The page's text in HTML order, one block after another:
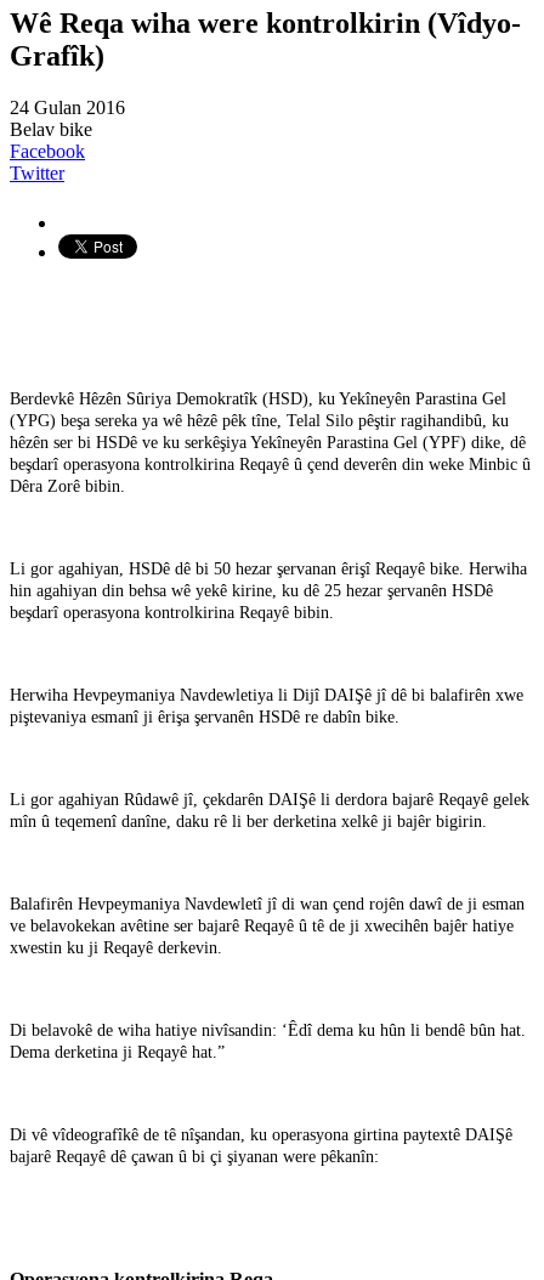
Wê Reqa wiha were kontrolkirin (Vîdyo-
Grafîk)
24 Gulan 2016
Belav bike
Facebook
Twitter
Berdevkê Hêzên Sûriya Demokratîk (HSD), ku Yekîneyên Parastina Gel
(YPG) beşa sereka ya wê hêzê pêk tîne, Telal Silo pêştir ragihandibû, ku
hêzên ser bi HSDê ve ku serkêşiya Yekîneyên Parastina Gel (YPF) dike, dê
beşdarî operasyona kontrolkirina Reqayê û çend deverên din weke Minbic û
Dêra Zorê bibin.
Li gor agahiyan, HSDê dê bi 50 hezar şervanan êrişî Reqayê bike. Herwiha
hin agahiyan din behsa wê yekê kirine, ku dê 25 hezar şervanên HSDê
beşdarî operasyona kontrolkirina Reqayê bibin.
Herwiha Hevpeymaniya Navdewletiya li Dijî DAIŞê jî dê bi balafirên xwe
piştevaniya esmanî ji êrişa şervanên HSDê re dabîn bike.
Li gor agahiyan Rûdawê jî, çekdarên DAIŞê li derdora bajarê Reqayê gelek
mîn û teqemenî danîne, daku rê li ber derketina xelkê ji bajêr bigirin.
Balafirên Hevpeymaniya Navdewletî jî di wan çend rojên dawî de ji esman
ve belavokekan avêtine ser bajarê Reqayê û tê de ji xwecihên bajêr hatiye
xwestin ku ji Reqayê derkevin.
Di belavokê de wiha hatiye nivîsandin: ‘Êdî dema ku hûn li bendê bûn hat.
Dema derketina ji Reqayê hat.”
Di vê vîdeografîkê de tê nîşandan, ku operasyona girtina paytextê DAIŞê
bajarê Reqayê dê çawan û bi çi şiyanan were pêkanîn: